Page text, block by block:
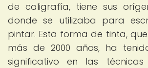
de caligrafía, tiene sus
donde se utilizaba para
pintar. Esta forma de tinta,
más de 2000 años, ha
significativo en las